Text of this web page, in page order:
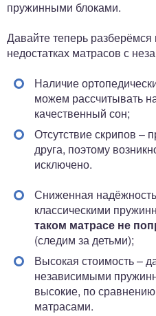
пружинными блоками.
Давайте теперь разберёмся
недостатках матрасов с
Наличие
можем рассчитывать
качественный сон;
Отсутствие скрипов –
друга, поэтому
исключено.
Сниженная
классическими
таком матрасе не
(следим за детьми);
Высокая стоимость –
независимыми
высокие, по
матрасами.